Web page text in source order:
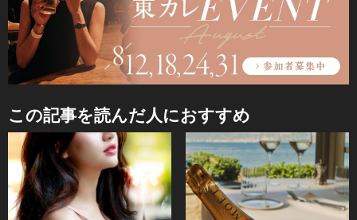
この記事を読んだ人におすすめ